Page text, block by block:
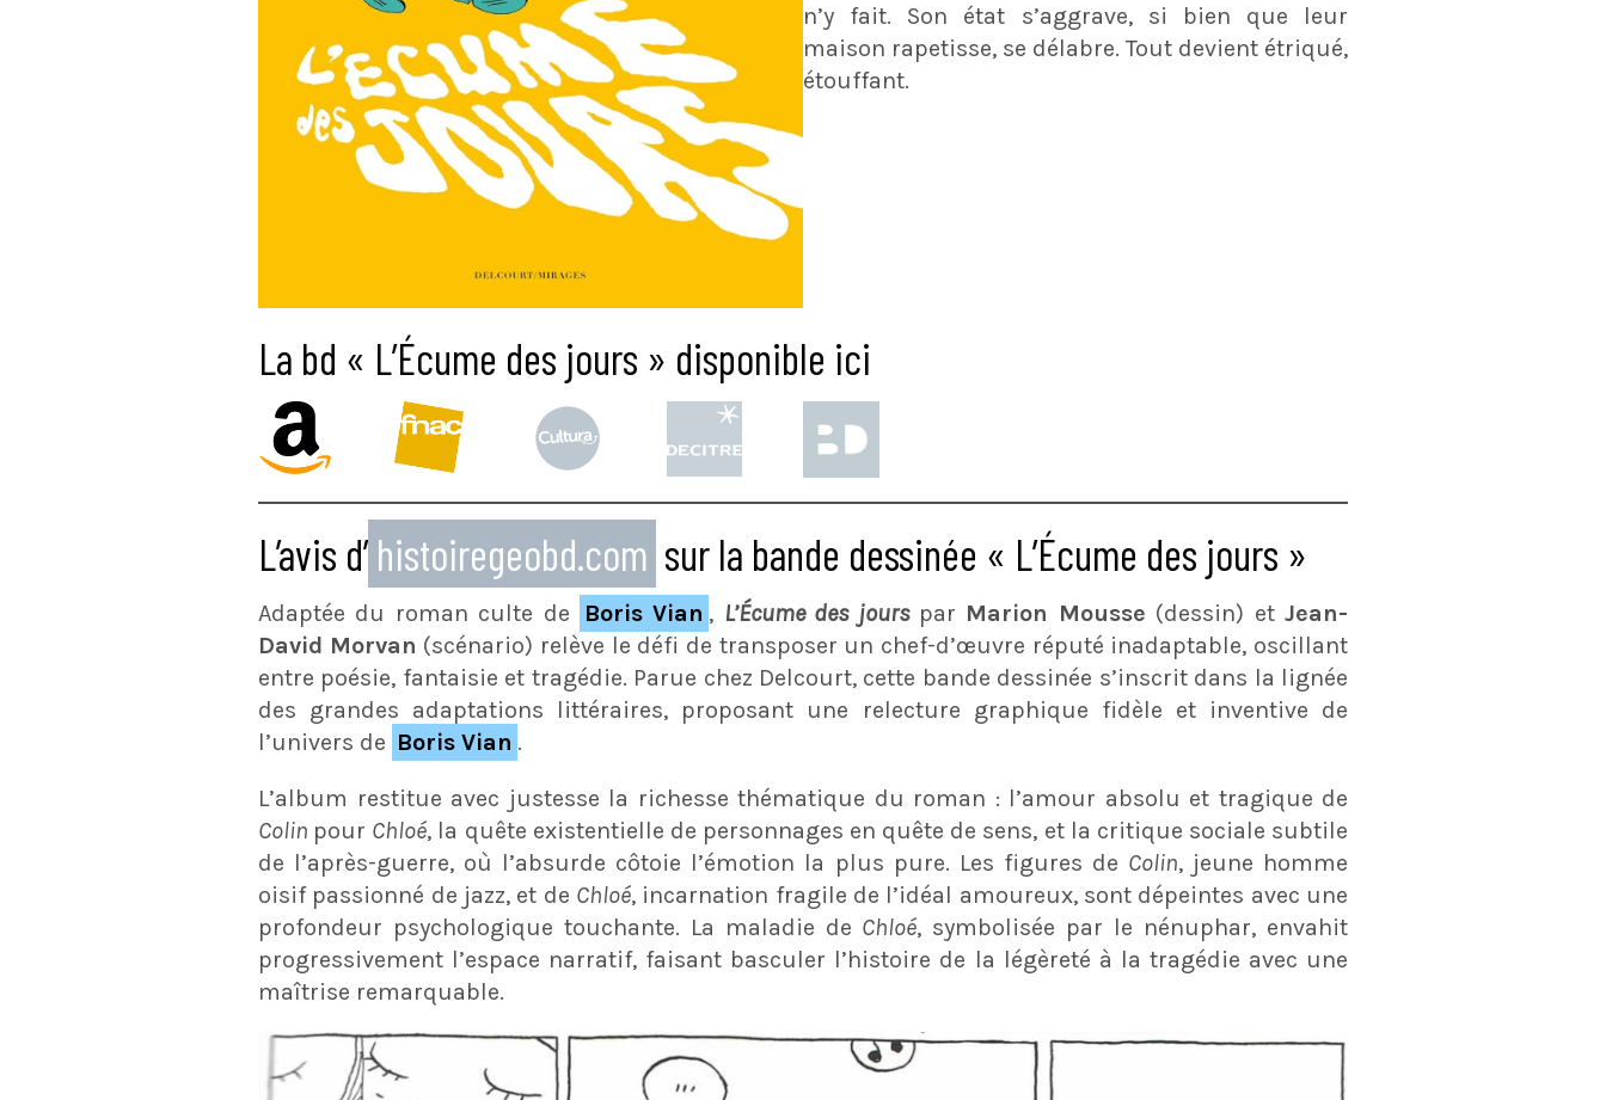
n’y fait. Son état s’aggrave, si bien que leur
maison rapetisse, se délabre. Tout devient étriqué,
étouffant.
La bd « L’Écume des jours » disponible ici
L’avis d’ histoiregeobd.com sur la bande dessinée « L’Écume des jours »
Adaptée du roman culte de Boris Vian , L’Écume des jourspar Marion Mousse (dessin) etJean-
David Morvan (scénario) relève le défi de transposer un chef-d’œuvre réputé inadaptable, oscillant
entre poésie, fantaisie et tragédie. Parue chez Delcourt, cette bande dessinée s’inscrit dans la lignée
des grandes adaptations littéraires, proposant une relecture graphique fidèle et inventive de
l’univers de Boris Vian .
L’album restitue avec justesse la richesse thématique du roman : l’amour absolu et tragique de
Colin pour Chloé, la quête existentielle de personnages en quête de sens, et la critique sociale subtile
de l’après-guerre, où l’absurde côtoie l’émotion la plus pure. Les figures de Colin, jeune homme
oisif passionné de jazz, et de Chloé, incarnation fragile de l’idéal amoureux, sont dépeintes avec une
profondeur psychologique touchante. La maladie de Chloé, symbolisée par le nénuphar, envahit
progressivement l’espace narratif, faisant basculer l’histoire de la légèreté à la tragédie avec une
maîtrise remarquable.